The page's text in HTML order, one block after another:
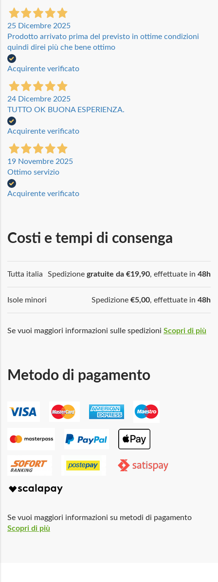
25 Dicembre 2025
Prodotto arrivato prima del previsto in ottime condizioni
quindi direi più che bene ottimo
Acquirente verificato
24 Dicembre 2025
TUTTO OK BUONA ESPERIENZA.
Acquirente verificato
19 Novembre 2025
Ottimo servizio
Acquirente verificato
Costi e tempi di consenga
Tutta italia Spedizione gratuite da €19,90, effettuate in 48h
Isole minori Spedizione €5,00, effettuate in 48h
Se vuoi maggiori informazioni sulle spedizioni Scopri di più
Metodo di pagamento
Se vuoi maggiori informazioni su metodi di pagamento
Scopri di più